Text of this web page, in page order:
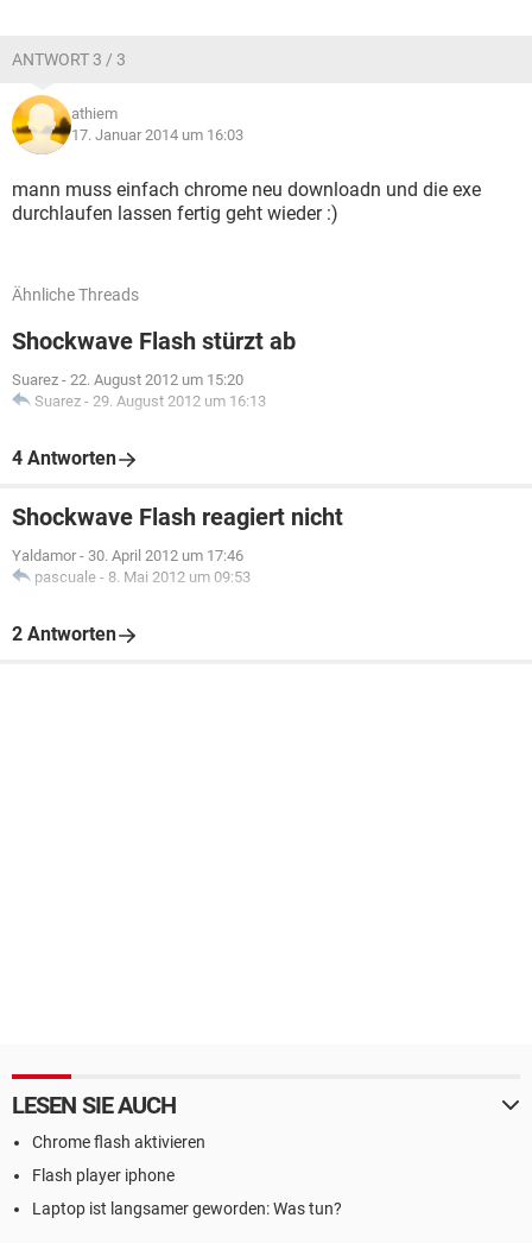
ANTWORT 3 / 3
athiem
17. Januar 2014 um 16:03
mann muss einfach chrome neu downloadn und die exe
durchlaufen lassen fertig geht wieder :)
Ähnliche Threads
Shockwave Flash stürzt ab
Suarez - 22. August 2012 um 15:20
Suarez - 29. August 2012 um 16:13
4 Antworten
Shockwave Flash reagiert nicht
Yaldamor - 30. April 2012 um 17:46
pascuale - 8. Mai 2012 um 09:53
2 Antworten
LESEN SIE AUCH
Chrome flash aktivieren
Flash player iphone
Laptop ist langsamer geworden: Was tun?